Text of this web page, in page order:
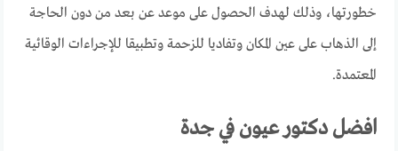
خطورتها، وذلك لهدف الحصول على موعد عن بعد من دون الحاجة
إلى الذهاب على عين المكان وتفاديا للزحمة وتطبيقا للإجراءات الوقائية
المعتمدة.
افضل دكتور عيون في جدة